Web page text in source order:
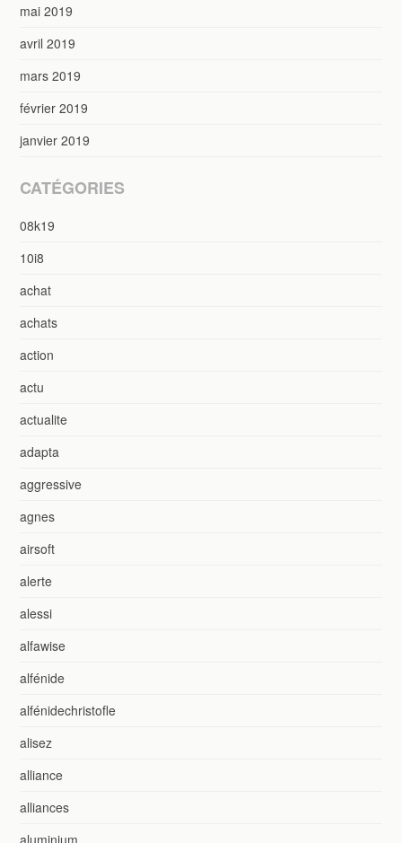
mai 2019
avril 2019
mars 2019
février 2019
janvier 2019
CATÉGORIES
08k19
10i8
achat
achats
action
actu
actualite
adapta
aggressive
agnes
airsoft
alerte
alessi
alfawise
alfénide
alfénidechristofle
alisez
alliance
alliances
aluminium